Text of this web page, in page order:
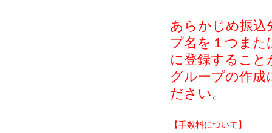
あらかじめ振込
プ名を１つまた
に登録すること
グループの作成
ださい。
【手数料について】